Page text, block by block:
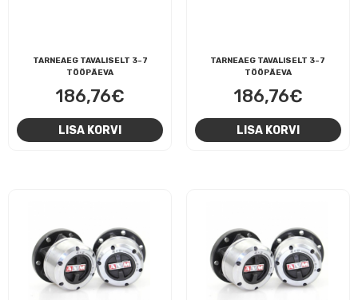
TARNEAEG TAVALISELT 3-7
TÖÖPÄEVA
186,76€
LISA KORVI
TARNEAEG TAVALISELT 3-7
TÖÖPÄEVA
186,76€
LISA KORVI